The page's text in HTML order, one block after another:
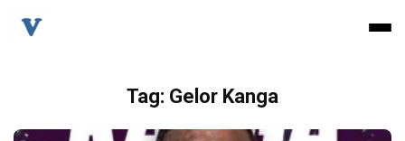
Tag: Gelor Kanga